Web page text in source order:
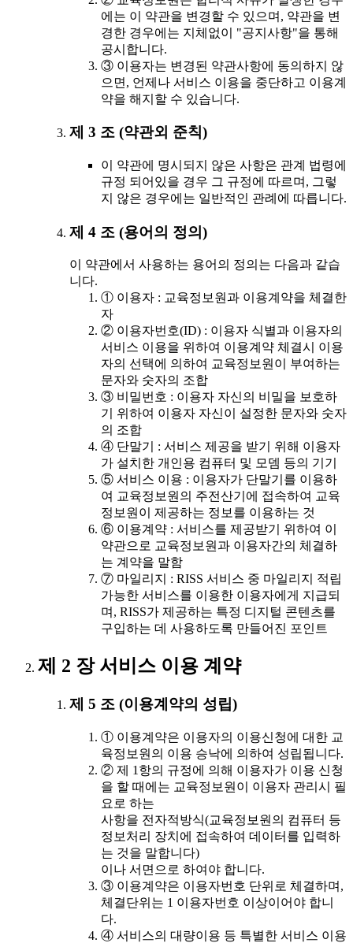
에는 이 약관을 변경할 수 있으며, 약관을 변
경한 경우에는 지체없이 "공지사항"을 통해
공시합니다.
③ 이용자는 변경된 약관사항에 동의하지 않
으면, 언제나 서비스 이용을 중단하고 이용계
약을 해지할 수 있습니다.
제 3 조 (약관외 준칙)
이 약관에 명시되지 않은 사항은 관계 법령에
규정 되어있을 경우 그 규정에 따르며, 그렇
지 않은 경우에는 일반적인 관례에 따릅니다.
제 4 조 (용어의 정의)
이 약관에서 사용하는 용어의 정의는 다음과 같습
니다.
① 이용자 : 교육정보원과 이용계약을 체결한
자
② 이용자번호(ID) : 이용자 식별과 이용자의
서비스 이용을 위하여 이용계약 체결시 이용
자의 선택에 의하여 교육정보원이 부여하는
문자와 숫자의 조합
③ 비밀번호 : 이용자 자신의 비밀을 보호하
기 위하여 이용자 자신이 설정한 문자와 숫자
의 조합
④ 단말기 : 서비스 제공을 받기 위해 이용자
가 설치한 개인용 컴퓨터 및 모뎀 등의 기기
⑤ 서비스 이용 : 이용자가 단말기를 이용하
여 교육정보원의 주전산기에 접속하여 교육
정보원이 제공하는 정보를 이용하는 것
⑥ 이용계약 : 서비스를 제공받기 위하여 이
약관으로 교육정보원과 이용자간의 체결하
는 계약을 말함
⑦ 마일리지 : RISS 서비스 중 마일리지 적립
가능한 서비스를 이용한 이용자에게 지급되
며, RISS가 제공하는 특정 디지털 콘텐츠를
구입하는 데 사용하도록 만들어진 포인트
제 2 장 서비스 이용 계약
제 5 조 (이용계약의 성립)
① 이용계약은 이용자의 이용신청에 대한 교
육정보원의 이용 승낙에 의하여 성립됩니다.
② 제 1항의 규정에 의해 이용자가 이용 신청
을 할 때에는 교육정보원이 이용자 관리시 필
요로 하는
사항을 전자적방식(교육정보원의 컴퓨터 등
정보처리 장치에 접속하여 데이터를 입력하
는 것을 말합니다)
이나 서면으로 하여야 합니다.
③ 이용계약은 이용자번호 단위로 체결하며,
체결단위는 1 이용자번호 이상이어야 합니
다.
④ 서비스의 대량이용 등 특별한 서비스 이용